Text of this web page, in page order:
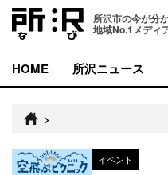
所沢市の今が分
地域No.1メディ
HOME 所沢ニュース
>
イベント